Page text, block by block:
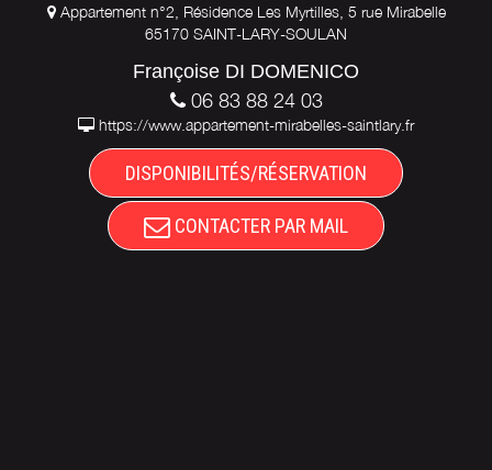
Appartement n°2, Résidence Les Myrtilles, 5 rue Mirabelle
65170 SAINT-LARY-SOULAN
Françoise DI DOMENICO
06 83 88 24 03
https://www.appartement-mirabelles-saintlary.fr
DISPONIBILITÉS/RÉSERVATION
CONTACTER PAR MAIL